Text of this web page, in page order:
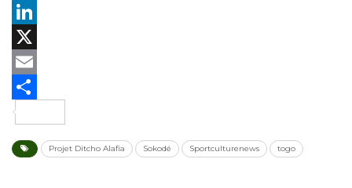
Facebook
LinkedIn
X
Email
Projet Ditcho Alafia Sokodé Sportculturenews togo